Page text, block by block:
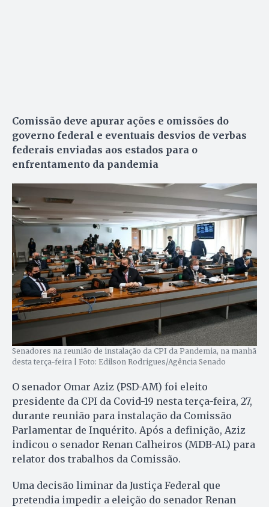
Comissão deve apurar ações e omissões do
governo federal e eventuais desvios de verbas
federais enviadas aos estados para o
enfrentamento da pandemia
Senadores na reunião de instalação da CPI da Pandemia, na manhã
desta terça-feira | Foto: Edilson Rodrigues/Agência Senado
O senador Omar Aziz (PSD-AM) foi eleito
presidente da CPI da Covid-19 nesta terça-feira, 27,
durante reunião para instalação da Comissão
Parlamentar de Inquérito. Após a definição, Aziz
indicou o senador Renan Calheiros (MDB-AL) para
relator dos trabalhos da Comissão.
Uma decisão liminar da Justiça Federal que
pretendia impedir a eleição do senador Renan